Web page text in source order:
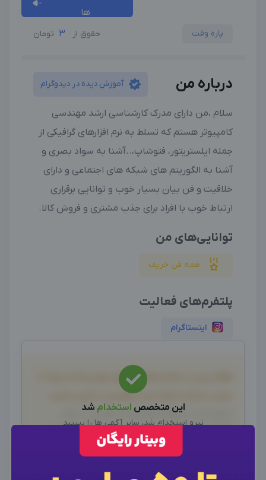
ها
پاره وقت حقوق از 3 تومان
درباره من آموزش دیده در دیدوگرام
سلام ،من دارای مدرک کارشناسی ارشد مهندسی
کامپیوتر هستم که تسلط به نرم افزارهای گرافیکی از
جمله ایلستریتور، فتوشاپ،..آشنا به سواد بصری و
آشنا به الگوریتم های شبکه های اجتماعی و دارای
خلاقیت و فن بیان بسیار خوب و توانایی برقراری
ارتباط خوب با افراد برای جذب مشتری و فروش کالا.
توانایی‌های من
همه فن حریف
پلتفرم‌های فعالیت
اینستاگرام
لطفاً پیش از انجام معامله و هر نوع پرداخت وجه، از
صحت خدمات ارائه شده، اطمینان حاصل نمایید.
بدیهی است دیدوگرام هیچ نوع مسئولیتی در قبال
اظهارات آگهی نداشته و صحت موارد ذکر شده در آگهی، بر
عهده فرد آگهی دهنده می باشد.
این متخصص استخدام شد
نیرو استخدام شد، سایر آگهی ها را ببینید
سایر متخصصین
ورود به حساب کاربری